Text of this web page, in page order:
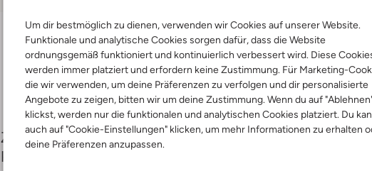
Um dir bestmöglich zu dienen, verwenden wir Cookies auf unserer Website.
Funktionale und analytische Cookies sorgen dafür, dass die Website
ordnungsgemäß funktioniert und kontinuierlich verbessert wird. Diese
werden immer platziert und erfordern keine Zustimmung. Für Marketing-
die wir verwenden, um deine Präferenzen zu verfolgen und dir personalisierte
Angebote zu zeigen, bitten wir um deine Zustimmung. Wenn du auf
klickst, werden nur die funktionalen und analytischen Cookies platziert. Du
auch auf "Cookie-Einstellungen" klicken, um mehr Informationen zu erhalten
deine Präferenzen anzupassen.
Lieferung & Rückgabe
Zusammensetzung &
Passform